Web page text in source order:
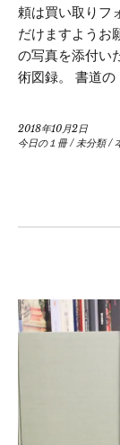
頼は買い取りフ
だけますようお
の写真を添付い
術図録。 書道の
2018年10月2日
今日の１冊/ 未分類/